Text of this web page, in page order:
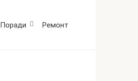
Поради Ремонт